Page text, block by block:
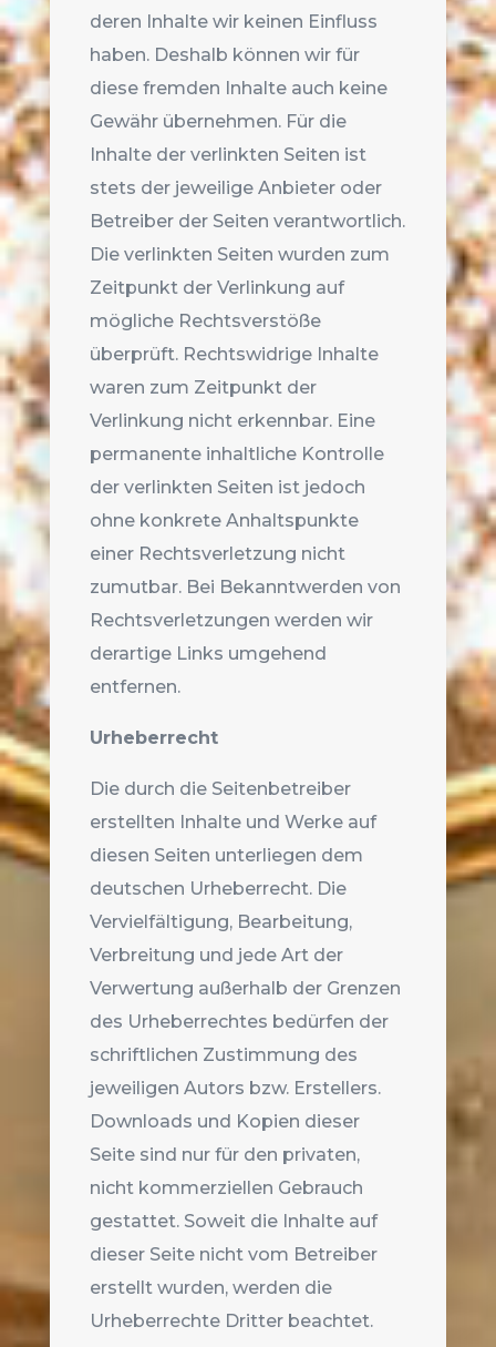
deren Inhalte wir keinen Einfluss
haben. Deshalb können wir für
diese fremden Inhalte auch keine
Gewähr übernehmen. Für die
Inhalte der verlinkten Seiten ist
stets der jeweilige Anbieter oder
Betreiber der Seiten verantwortlich.
Die verlinkten Seiten wurden zum
Zeitpunkt der Verlinkung auf
mögliche Rechtsverstöße
überprüft. Rechtswidrige Inhalte
waren zum Zeitpunkt der
Verlinkung nicht erkennbar. Eine
permanente inhaltliche Kontrolle
der verlinkten Seiten ist jedoch
ohne konkrete Anhaltspunkte
einer Rechtsverletzung nicht
zumutbar. Bei Bekanntwerden von
Rechtsverletzungen werden wir
derartige Links umgehend
entfernen.
Urheberrecht
Die durch die Seitenbetreiber
erstellten Inhalte und Werke auf
diesen Seiten unterliegen dem
deutschen Urheberrecht. Die
Vervielfältigung, Bearbeitung,
Verbreitung und jede Art der
Verwertung außerhalb der Grenzen
des Urheberrechtes bedürfen der
schriftlichen Zustimmung des
jeweiligen Autors bzw. Erstellers.
Downloads und Kopien dieser
Seite sind nur für den privaten,
nicht kommerziellen Gebrauch
gestattet. Soweit die Inhalte auf
dieser Seite nicht vom Betreiber
erstellt wurden, werden die
Urheberrechte Dritter beachtet.